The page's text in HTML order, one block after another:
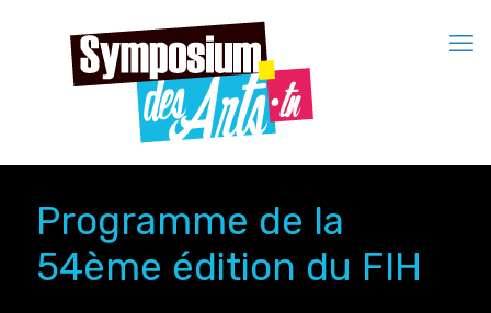
Programme de la
54ème édition du FIH